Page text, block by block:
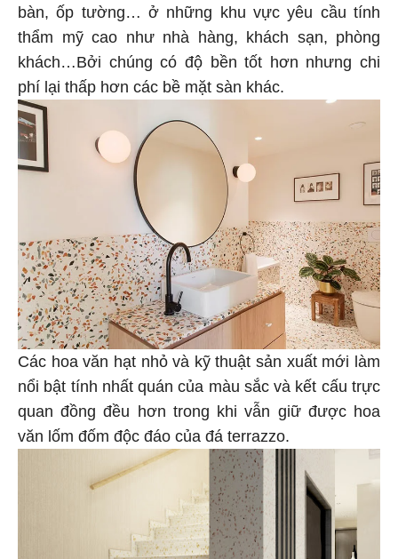
bàn, ốp tường… ở những khu vực yêu cầu tính
thẩm mỹ cao như nhà hàng, khách sạn, phòng
khách…Bởi chúng có độ bền tốt hơn nhưng chi
phí lại thấp hơn các bề mặt sàn khác.
Các hoa văn hạt nhỏ và kỹ thuật sản xuất mới làm
nổi bật tính nhất quán của màu sắc và kết cấu trực
quan đồng đều hơn trong khi vẫn giữ được hoa
văn lốm đốm độc đáo của đá terrazzo.